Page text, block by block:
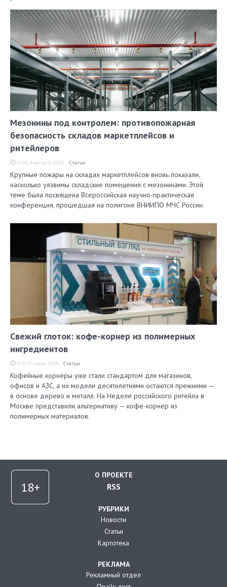
Мезонины под контролем: противопожарная
безопасность складов маркетплейсов и
ритейлеров
14:14, 4 августа 2026 Статьи
Крупные пожары на складах маркетплейсов вновь показали,
насколько уязвимы складские помещения с мезонинами. Этой
теме была посвящена Всероссийская научно-практическая
конференция, прошедшая на полигоне ВНИИПО МЧС России.
Свежий глоток: кофе-корнер из полимерных
ингредиентов
11:19, 17 июля 2026 Статьи
Кофейные корнеры уже стали стандартом для магазинов,
офисов и АЗС, а их модели десятилетиями остаются прежними —
в основе дерево и металл. На Неделе российского ритейла в
Москве представили альтернативу — кофе-корнер из
полимерных материалов.
О ПРОЕКТЕ
RSS
РУБРИКИ
Новости
Статьи
Картотека
РЕКЛАМА
Рекламный отдел